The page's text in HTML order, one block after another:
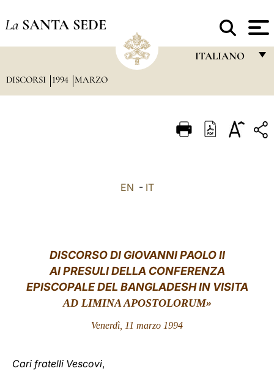
La SANTA SEDE
ITALIANO
ITALIANO
中文
LATINE
DISCORSI 1994 MARZO
EN - IT
DISCORSO DI GIOVANNI PAOLO II
AI PRESULI DELLA CONFERENZA
EPISCOPALE DEL BANGLADESH IN VISITA
AD LIMINA APOSTOLORUM»
Venerdì, 11 marzo 1994
Cari fratelli Vescovi,